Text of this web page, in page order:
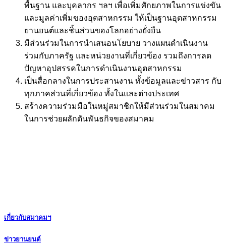
พื้นฐาน และบุคลากร ฯลฯ เพื่อเพิ่มศักยภาพในการแข่งขัน
และมูลค่าเพิ่มของอุตสาหกรรม ให้เป็นฐานอุตสาหกรรม
ยานยนต์และชิ้นส่วนของโลกอย่างยั่งยืน
มีส่วนร่วมในการนำเสนอนโยบาย วางแผนดำเนินงาน
ร่วมกับภาครัฐ และหน่วยงานที่เกี่ยวข้อง รวมถึงการลด
ปัญหาอุปสรรคในการดำเนินงานอุตสาหกรรม
เป็นสื่อกลางในการประสานงาน ทั้งข้อมูลและข่าวสาร กับ
ทุกภาคส่วนที่เกี่ยวข้อง ทั้งในและต่างประเทศ
สร้างความร่วมมือในหมู่สมาชิกให้มีส่วนร่วมในสมาคม
ในการช่วยผลักดันพันธกิจของสมาคม
เกี่ยวกับสมาคมฯ
ข่าวยานยนต์